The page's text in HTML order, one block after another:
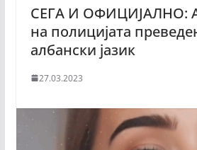
СЕГА И ОФИЦИЈАЛНО:
на полицијата
албански јазик
27.03.2023